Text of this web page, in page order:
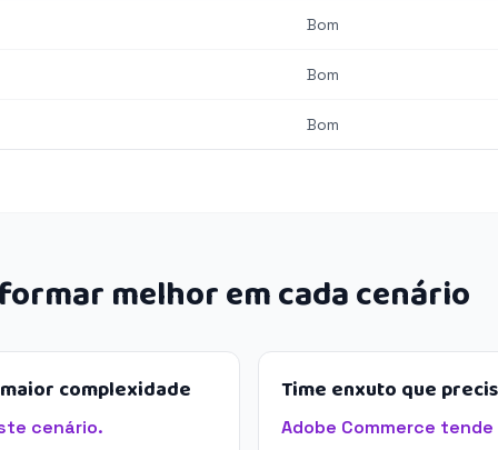
Bom
Bom
Bom
melhor em cada cenário
complexidade
cenário.
Time enxuto que
Adobe Commerce